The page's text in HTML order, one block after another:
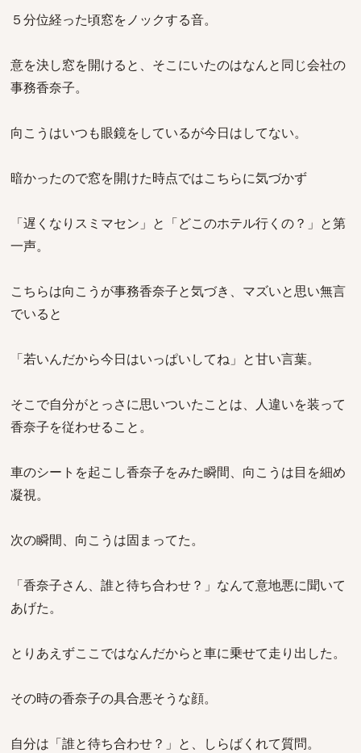
５分位経った頃窓をノックする音。
意を決し窓を開けると、そこにいたのはなんと同じ会社の
事務香奈子。
向こうはいつも眼鏡をしているが今日はしてない。
暗かったので窓を開けた時点ではこちらに気づかず
「遅くなりスミマセン」と「どこのホテル行くの？」と第
一声。
こちらは向こうが事務香奈子と気づき、マズいと思い無言
でいると
「若いんだから今日はいっぱいしてね」と甘い言葉。
そこで自分がとっさに思いついたことは、人違いを装って
香奈子を従わせること。
車のシートを起こし香奈子をみた瞬間、向こうは目を細め
凝視。
次の瞬間、向こうは固まってた。
「香奈子さん、誰と待ち合わせ？」なんて意地悪に聞いて
あげた。
とりあえずここではなんだからと車に乗せて走り出した。
その時の香奈子の具合悪そうな顔。
自分は「誰と待ち合わせ？」と、しらばくれて質問。